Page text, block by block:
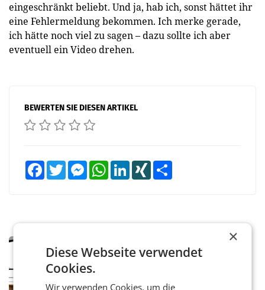
eingeschränkt beliebt. Und ja, hab ich, sonst hättet ihr
eine Fehlermeldung bekommen. Ich merke gerade,
ich hätte noch viel zu sagen – dazu sollte ich aber
eventuell ein Video drehen.
BEWERTEN SIE DIESEN ARTIKEL
FacebookTwitter MessengerWhatsAppLinkedInXING
Pilnacek-U-Ausschuss - Presserat
fordert sensible Berichterstattung
×
Diese Webseite verwendet
Cookies.
Wir verwenden Cookies, um die